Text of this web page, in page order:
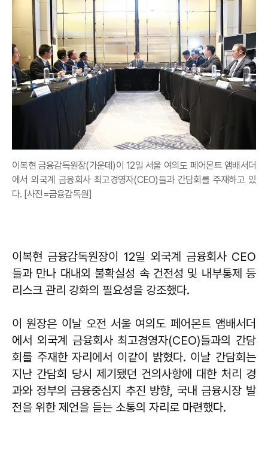
이복현 금융감독원장(가운데)이 12일 서울 여의도 페어몬트 앰배서더
에서 외국계 금융회사 최고경영자(CEO)들과 간담회를 주재하고 있
다. [사진=금융감독원]
이복현 금융감독원장이 12일 외국계 금융회사 CEO
들과 만나 대내외 불확실성 속 건전성 및 내부통제 등
리스크 관리 강화의 필요성을 강조했다.
이 원장은 이날 오전 서울 여의도 페어몬트 앰배서더
에서 외국계 금융회사 최고경영자(CEO)들과의 간담
회를 주재한 자리에서 이같이 밝혔다. 이날 간담회는
지난 간담회 당시 제기됐던 건의사항에 대한 처리 경
과와 정부의 금융중심지 추진 방향, 국내 금융시장 발
전을 위한 제언을 듣는 소통의 자리로 마련했다.